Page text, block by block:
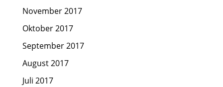
November 2017
Oktober 2017
September 2017
August 2017
Juli 2017